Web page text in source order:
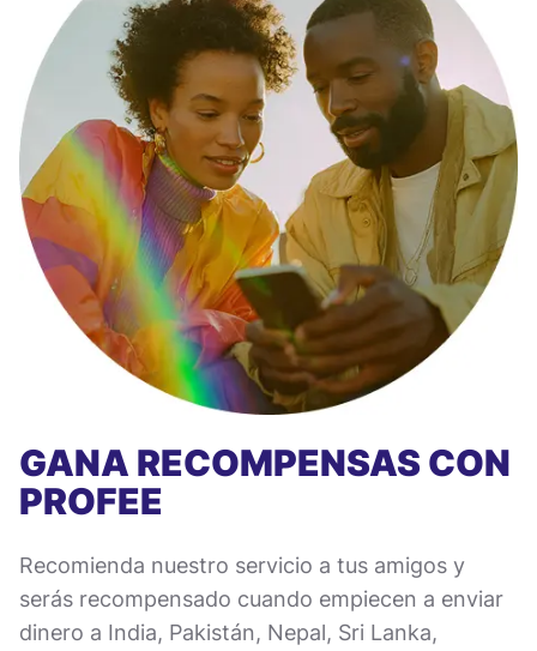
GANA RECOMPENSAS CON
PROFEE
Recomienda nuestro servicio a tus amigos y
serás recompensado cuando empiecen a enviar
dinero a India, Pakistán, Nepal, Sri Lanka,